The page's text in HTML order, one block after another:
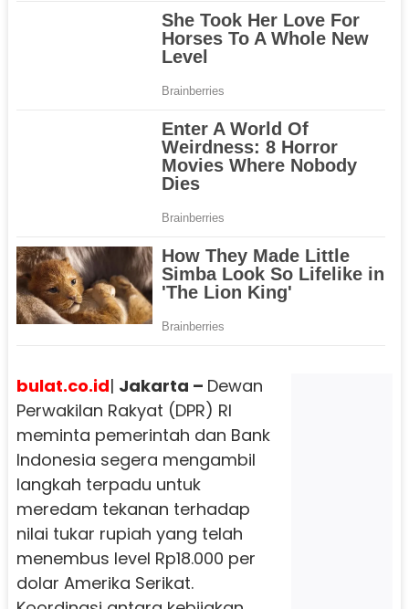
bulat.co.id| Jakarta – Dewan
Perwakilan Rakyat (DPR) RI
meminta pemerintah dan Bank
Indonesia segera mengambil
langkah terpadu untuk
meredam tekanan terhadap
nilai tukar rupiah yang telah
menembus level Rp18.000 per
dolar Amerika Serikat.